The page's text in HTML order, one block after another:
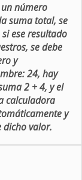
número
suma total, se
ese resultado
se debe
y
24, hay
2 + 4, y el
calculadora
y
dicho valor.